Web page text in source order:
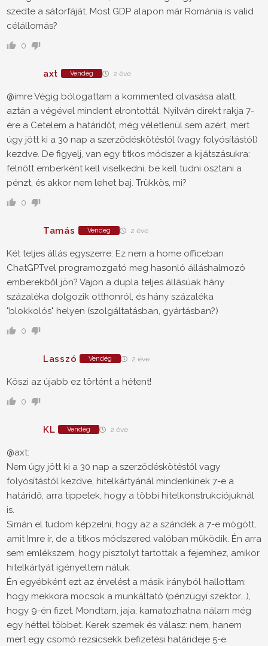
szedte a sátorfáját. Most GDP alapon már Románia is valid
célállomás?
0
axt Vendég 2 éve
@imre Végig bólogattam a kommented olvasása alatt,
aztán a végével mindent elrontottál. Nyilván direkt rakja 7-
ére a Cetelem a határidőt, még véletlenül sem azért, mert
úgy jött ki a 30 nap a szerződéskötéstől (vagy folyósítástól)
kezdve. De figyelj, van egy titkos módszer a kijátszásukra:
felnőtt emberként kell viselkedni, be kell tudni osztani a
pénzt, és akkor nem lehet baj. Trükkös, mi?
0
Tamás Vendég 2 éve
Két teljes állás egyszerre: Ez nem a home officeban
ChatGPTvel programozgató meg hasonló álláshalmozó
emberekből jön? Vajon a dupla teljes állásúak hány
százaléka dolgozik otthonról, és hány százaléka
"blokkolós" helyen (szolgáltatásban, gyártásban?)
0
Lasszó Vendég 2 éve
Köszi az újabb ez történt a hétent!
0
KL Vendég 2 éve
@axt:
Nem úgy jött ki a 30 nap a szerződéskötéstől vagy
folyósítástól kezdve, hitelkártyánál mindenkinek 7-e a
határidő, arra tippelek, hogy a többi hitelkonstrukciójuknál
is.
Simán el tudom képzelni, hogy az a szándék a 7-e mögött,
amit Imre ír, de a titkos módszered valóban működik. Én arra
sem emlékszem, hogy pisztolyt tartottak a fejemhez, amikor
hitelkártyát igényeltem náluk.
Én egyébként ezt az érvelést a másik irányból hallottam:
hogy mekkora mocsok a munkáltató (pénzügyi szektor...),
hogy 9-én fizet. Mondtam, jaja, kamatozhatna nálam még
egy héttel többet. Kerek szemek és válasz: nem, hanem
mert egy csomó rezsicsekk befizetési határideje 5-e.